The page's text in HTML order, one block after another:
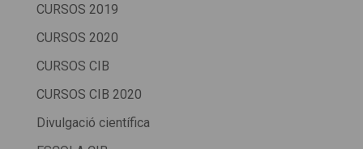
CURSOS 2019
CURSOS 2020
CURSOS CIB
CURSOS CIB 2020
Divulgació científica